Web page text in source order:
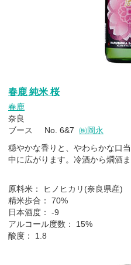
春鹿 純米 桜
春鹿
奈良
ブース No. 6&7 ㈱岡永
穏やかな香りと、やわらかな口
中に広がります。冷酒から燗酒
原料米： ヒノヒカリ(奈良県産)
精米歩合： 70%
日本酒度： -9
アルコール度数： 15%
酸度： 1.8